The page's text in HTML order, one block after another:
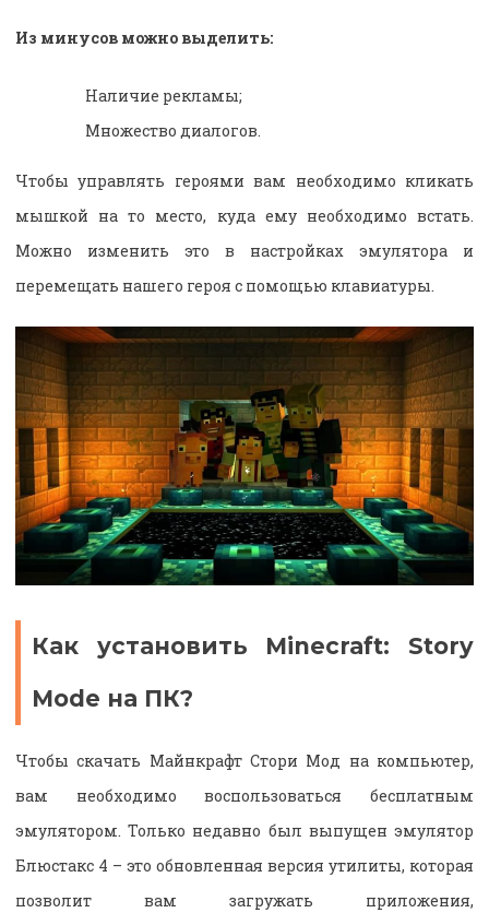
Из минусов можно выделить:
Наличие рекламы;
Множество диалогов.
Чтобы управлять героями вам необходимо кликать
мышкой на то место, куда ему необходимо встать.
Можно изменить это в настройках эмулятора и
перемещать нашего героя с помощью клавиатуры.
Как установить Minecraft: Story
Mode на ПК?
Чтобы скачать Майнкрафт Стори Мод на компьютер,
вам необходимо воспользоваться бесплатным
эмулятором. Только недавно был выпущен эмулятор
Блюстакс 4 – это обновленная версия утилиты, которая
позволит вам загружать приложения,